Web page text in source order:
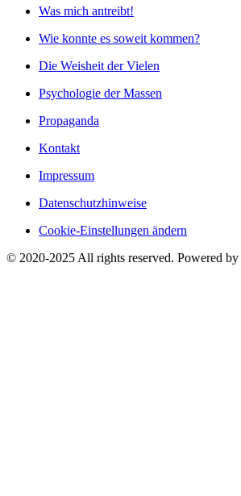
Was mich antreibt!
Wie konnte es soweit kommen?
Die Weisheit der Vielen
Psychologie der Massen
Propaganda
Kontakt
Impressum
Datenschutzhinweise
Cookie-Einstellungen ändern
© 2020-2025 All rights reserved. Powered